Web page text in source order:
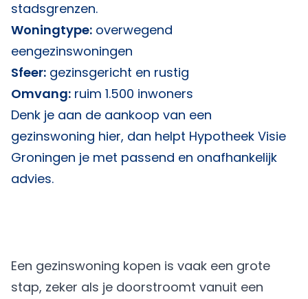
stadsgrenzen.
Woningtype: overwegend
eengezinswoningen
Sfeer: gezinsgericht en rustig
Omvang: ruim 1.500 inwoners
Denk je aan de aankoop van een
gezinswoning hier, dan helpt Hypotheek Visie
Groningen je met passend en onafhankelijk
advies.
Een gezinswoning kopen is vaak een grote
stap, zeker als je doorstroomt vanuit een